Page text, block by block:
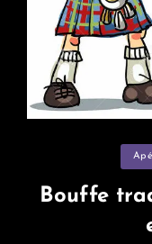
Bouffe